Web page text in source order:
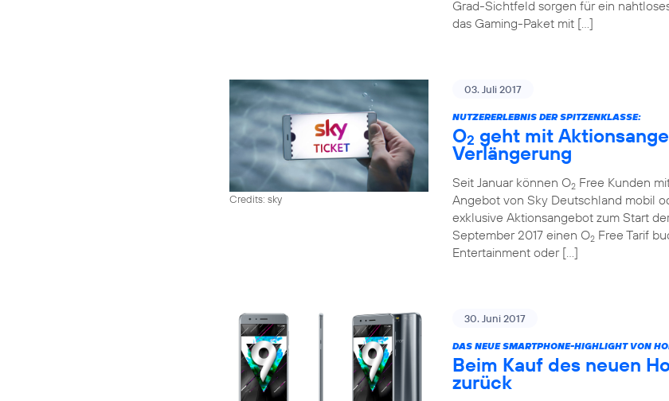
Grad-Sichtfeld sorgen für ein
das Gaming-Paket mit […]
Credits: sky
03. Juli 2017
NUTZERERLEBNIS DER SPITZENKLASSE:
O2 geht mit
Verlängerung
Seit Januar können O2 Free Kunden
Angebot von Sky Deutschland mobil
exklusive Aktionsangebot zum Start
September 2017 einen O2 Free Tarif
Entertainment oder […]
30. Juni 2017
DAS NEUE SMARTPHONE-HIGHLIGHT VON
Beim Kauf des neuen
zurück